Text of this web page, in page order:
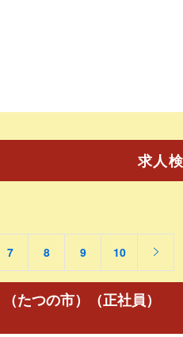
求人
7 8 9 10
たつの市）（正社員）